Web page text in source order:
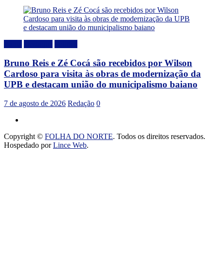
Bruno Reis e Zé Cocá são recebidos por Wilson
Cardoso para visita às obras de modernização da
UPB e destacam união do municipalismo baiano
7 de agosto de 2026 Redação 0
Copyright © FOLHA DO NORTE. Todos os direitos reservados.
Hospedado porLince Web.